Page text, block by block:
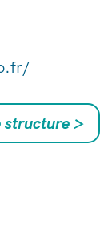
structure >